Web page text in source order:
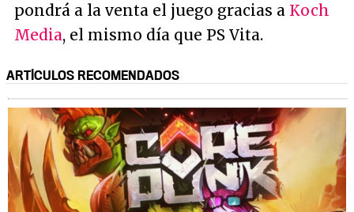
pondrá a la venta el juego gracias a Koch
Media, el mismo día que PS Vita.
ARTÍCULOS RECOMENDADOS